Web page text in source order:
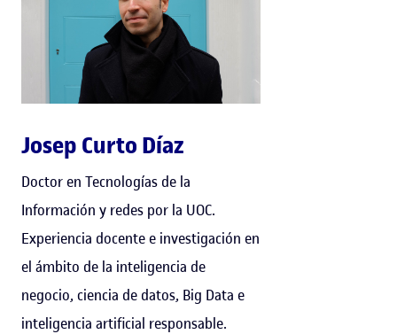
Josep Curto Díaz
Doctor en Tecnologías de la
Información y redes por la UOC.
Experiencia docente e investigación en
el ámbito de la inteligencia de
negocio, ciencia de datos, Big Data e
inteligencia artificial responsable.